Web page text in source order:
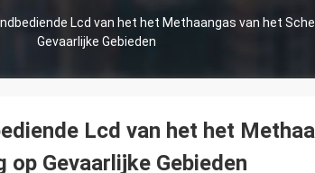
Lcd van het het Methaangas van het
Gevaarlijke Gebieden
Lcd van het het
op Gevaarlijke Gebieden